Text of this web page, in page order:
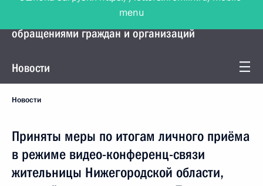
Управление Президента по работе с
обращениями граждан и организаций
Новости
Новости
Приняты меры по итогам личного приёма
в режиме видео-конференц-связи
жительницы Нижегородской области,
menu